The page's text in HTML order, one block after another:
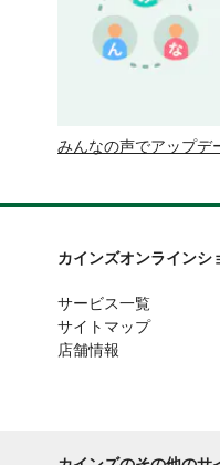
みんなの声でアップデ
カインズオンラインシ
サービス一覧
サイトマップ
店舗情報